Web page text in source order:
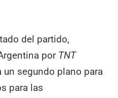
del partido,
por TNT
un segundo plano para
para las